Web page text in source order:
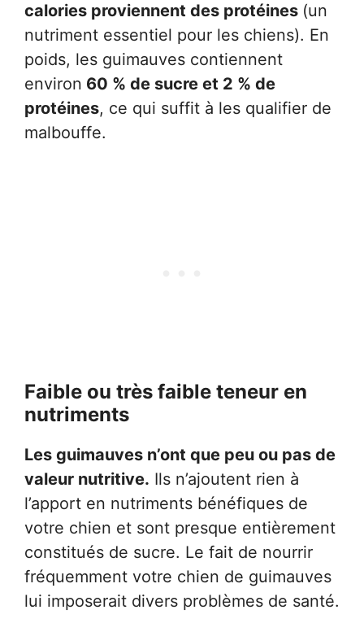
calories proviennent des protéines (un
nutriment essentiel pour les chiens). En
poids, les guimauves contiennent
environ 60 % de sucre et 2 % de
protéines, ce qui suffit à les qualifier de
malbouffe.
Faible ou très faible teneur en
nutriments
Les guimauves n’ont que peu ou pas de
valeur nutritive. Ils n’ajoutent rien à
l’apport en nutriments bénéfiques de
votre chien et sont presque entièrement
constitués de sucre. Le fait de nourrir
fréquemment votre chien de guimauves
lui imposerait divers problèmes de santé.